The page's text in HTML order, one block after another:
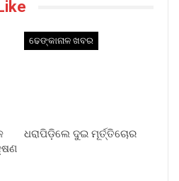
ଢେଙ୍କାନାଳ ଖବର
ଧରାପିଡ଼ିଲେ ଦୁଇ ମୂର୍ତ୍ତିଚୋର